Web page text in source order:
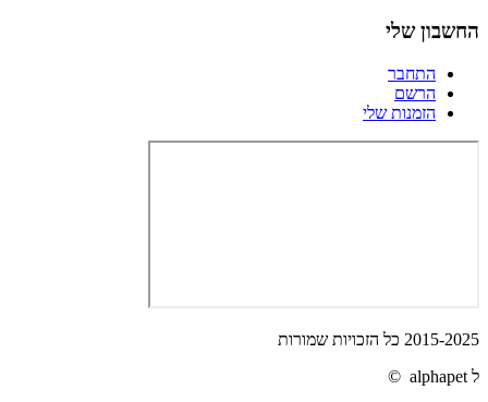
החשבון שלי
התחבר
הרשם
הזמנות שלי
2015-2025 כל הזכויות שמורות
ל alphapet ©